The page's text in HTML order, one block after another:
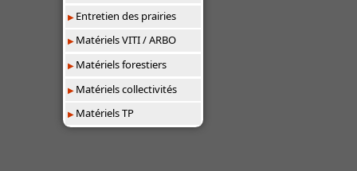
Entretien des prairies
Matériels VITI / ARBO
Matériels forestiers
Matériels collectivités
Matériels TP